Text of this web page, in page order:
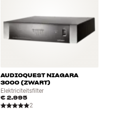
AUDIOQUEST NIAGARA
3000 (ZWART)
Elektriciteitsfilter
€ 2.995
2